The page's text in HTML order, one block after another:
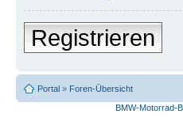
Registrieren
Portal » Foren-Übersicht
BMW-Motorrad-